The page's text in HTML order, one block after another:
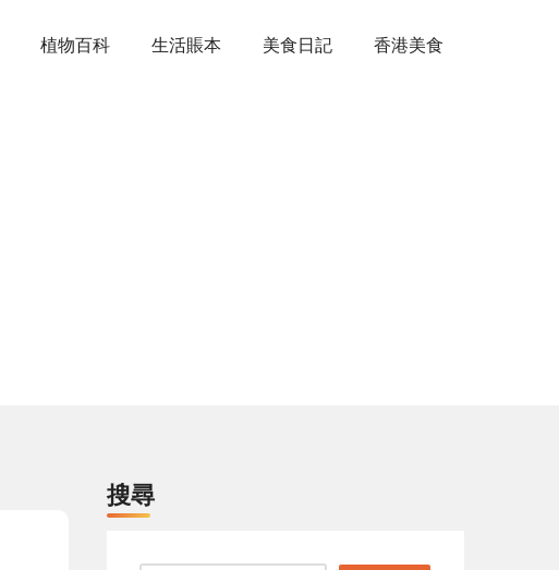
植物百科 生活賬本 美食日記 香港美食
搜尋